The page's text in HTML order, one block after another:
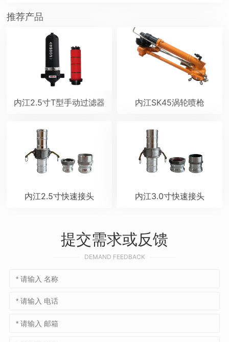
推荐产品
内江2.5寸T型手动过滤器 内江SK45涡轮喷枪
内江2.5寸快速接头 内江3.0寸快速接头
提交需求或反馈
DEMAND FEEDBACK